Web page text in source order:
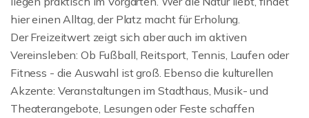
hier einen Alltag, der Platz macht für Erholung.
Der Freizeitwert zeigt sich aber auch im aktiven
Vereinsleben: Ob Fußball, Reitsport, Tennis, Laufen oder
Fitness - die Auswahl ist groß. Ebenso die kulturellen
Akzente: Veranstaltungen im Stadthaus, Musik- und
Theaterangebote, Lesungen oder Feste schaffen